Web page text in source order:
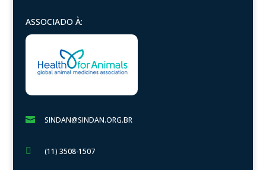
ASSOCIADO À:
 SINDAN@SINDAN.ORG.BR
 (11) 3508-1507